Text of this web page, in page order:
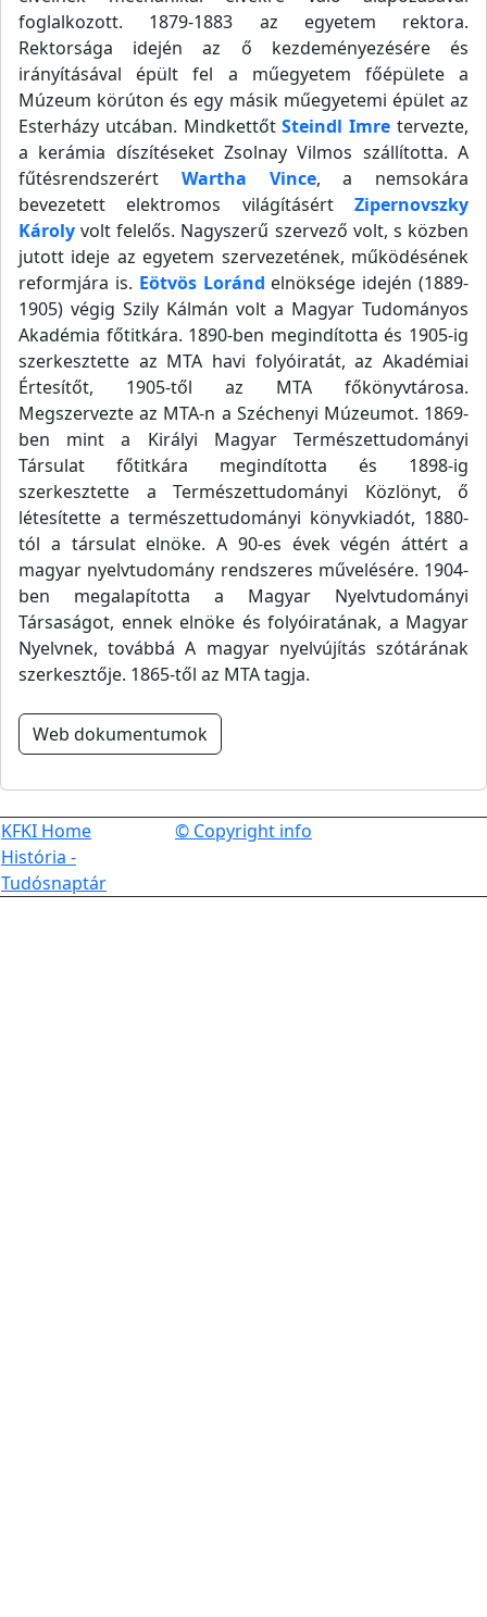
foglalkozott. 1879-1883 az egyetem rektora.
Rektorsága idején az ő kezdeményezésére és
irányításával épült fel a műegyetem főépülete a
Múzeum körúton és egy másik műegyetemi épület az
Esterházy utcában. MindkettőtSteindl Imre tervezte,
a kerámia díszítéseket Zsolnay Vilmos szállította. A
fűtésrendszerért Wartha Vince, a nemsokára
bevezetett elektromos világításért Zipernovszky
Károly volt felelős. Nagyszerű szervező volt, s közben
jutott ideje az egyetem szervezetének, működésének
reformjára is. Eötvös Loránd elnöksége idején (1889-
1905) végig Szily Kálmán volt a Magyar Tudományos
Akadémia főtitkára. 1890-ben megindította és 1905-ig
szerkesztette az MTA havi folyóiratát, az Akadémiai
Értesítőt, 1905-től az MTA főkönyvtárosa.
Megszervezte az MTA-n a Széchenyi Múzeumot. 1869-
ben mint a Királyi Magyar Természettudományi
Társulat főtitkára megindította és 1898-ig
szerkesztette a Természettudományi Közlönyt, ő
létesítette a természettudományi könyvkiadót, 1880-
tól a társulat elnöke. A 90-es évek végén áttért a
magyar nyelvtudomány rendszeres művelésére. 1904-
ben megalapította a Magyar Nyelvtudományi
Társaságot, ennek elnöke és folyóiratának, a Magyar
Nyelvnek, továbbá A magyar nyelvújítás szótárának
szerkesztője. 1865-től az MTA tagja.
Web dokumentumok
KFKI Home
História -
Tudósnaptár
© Copyright info